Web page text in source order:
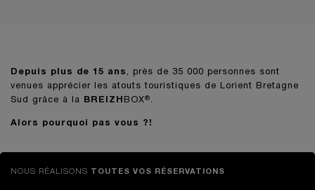
Depuis plus de 15 ans
, près de 35 000 personnes sont
venues apprécier les atouts touristiques de Lorient Bretagne
Sud grâce à la BREIZH BOX®
Alors pourquoi pas vous ?!
NOUS RÉALISONS TOUTES VOS RÉSERVATIONS